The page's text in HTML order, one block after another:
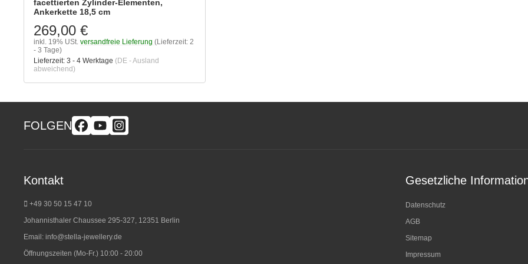
facettierten Zylinder-Elementen,
Ankerkette 18,5 cm
269,00 €
inkl. 19% USt. versandfreie Lieferung (Lieferzeit: 2
- 3 Tage)
Lieferzeit: 3 - 4 Werktage (DE - Ausland
abweichend)
FOLGEN
Kontakt
+49 30 50 15 47 10
Johannisthaler Chaussee 295-327, 12351 Berlin
Email: info@stella-jewellery.de
Öffnungszeiten (Mo-Fr.) 10:00 - 20:00
Gesetzliche
Datenschutz
AGB
Sitemap
Impressum